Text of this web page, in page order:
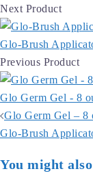
Next Product
Glo-Brush
Previous Product
Glo Germ Gel - 8
Post
navigation
Glo Germ Gel – 8
Glo-Brush
You might